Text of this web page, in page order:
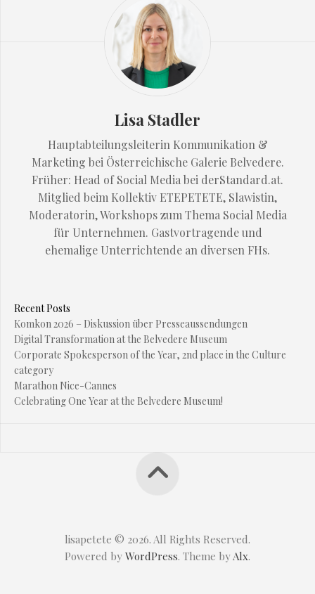
Lisa Stadler
Hauptabteilungsleiterin Kommunikation &
Marketing bei Österreichische Galerie Belvedere.
Früher: Head of Social Media bei derStandard.at.
Mitglied beim Kollektiv ETEPETETE, Slawistin,
Moderatorin, Workshops zum Thema Social Media
für Unternehmen. Gastvortragende und
ehemalige Unterrichtende an diversen FHs.
Recent Posts
Komkon 2026 – Diskussion über Presseaussendungen
Digital Transformation at the Belvedere Museum
Corporate Spokesperson of the Year, 2nd place in the Culture
category
Marathon Nice-Cannes
Celebrating One Year at the Belvedere Museum!
lisapetete © 2026. All Rights Reserved.
Powered by WordPress. Theme by Alx.